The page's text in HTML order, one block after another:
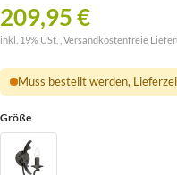
209,95 €
inkl. 19% USt. , Versandkostenfreie
Muss bestellt werden,
Größe